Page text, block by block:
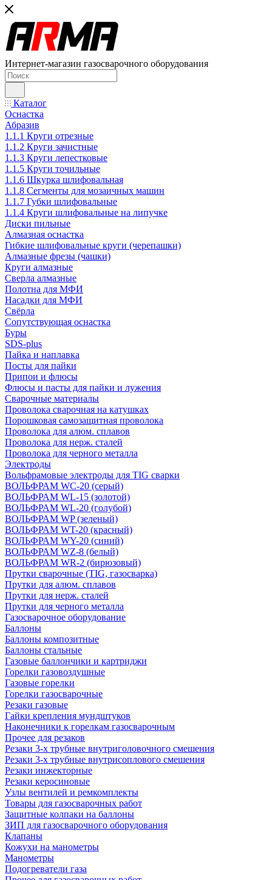
Интернет-магазин газосварочного оборудования
Каталог
Оснастка
Абразив
1.1.1 Круги отрезные
1.1.2 Круги зачистные
1.1.3 Круги лепестковые
1.1.5 Круги точильные
1.1.6 Шкурка шлифовальная
1.1.8 Сегменты для мозаичных машин
1.1.7 Губки шлифовальные
1.1.4 Круги шлифовальные на липучке
Диски пильные
Алмазная оснастка
Гибкие шлифовальные круги (черепашки)
Алмазные фрезы (чашки)
Круги алмазные
Сверла алмазные
Полотна для МФИ
Насадки для МФИ
Свёрла
Сопутствующая оснастка
Буры
SDS-plus
Пайка и наплавка
Посты для пайки
Припои и флюсы
Флюсы и пасты для пайки и лужения
Сварочные материалы
Проволока сварочная на катушках
Порошковая самозащитная проволока
Проволока для алюм. сплавов
Проволока для нерж. сталей
Проволока для черного металла
Электроды
Вольфрамовые электроды для TIG сварки
ВОЛЬФРАМ WC-20 (серый)
ВОЛЬФРАМ WL-15 (золотой)
ВОЛЬФРАМ WL-20 (голубой)
ВОЛЬФРАМ WP (зеленый)
ВОЛЬФРАМ WT-20 (красный)
ВОЛЬФРАМ WY-20 (синий)
ВОЛЬФРАМ WZ-8 (белый)
ВОЛЬФРАМ WR-2 (бирюзовый)
Прутки сварочные (TIG, газосварка)
Прутки для алюм. сплавов
Прутки для нерж. сталей
Прутки для черного металла
Газосварочное оборудование
Баллоны
Баллоны композитные
Баллоны стальные
Газовые баллончики и картриджи
Горелки газовоздушные
Газовые горелки
Горелки газосварочные
Резаки газовые
Гайки крепления мундштуков
Наконечники к горелкам газосварочным
Прочее для резаков
Резаки 3-х трубные внутриголовочного смешения
Резаки 3-х трубные внутрисоплового смешения
Резаки инжекторные
Резаки керосиновые
Узлы вентилей и ремкомплекты
Товары для газосварочных работ
Защитные колпаки на баллоны
ЗИП для газосварочного оборудования
Клапаны
Кожухи на манометры
Манометры
Подогреватели газа